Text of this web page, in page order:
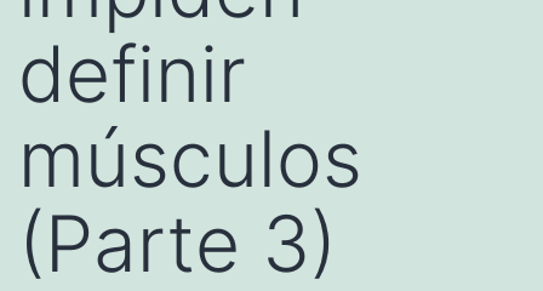
definir
músculos
(Parte 3)